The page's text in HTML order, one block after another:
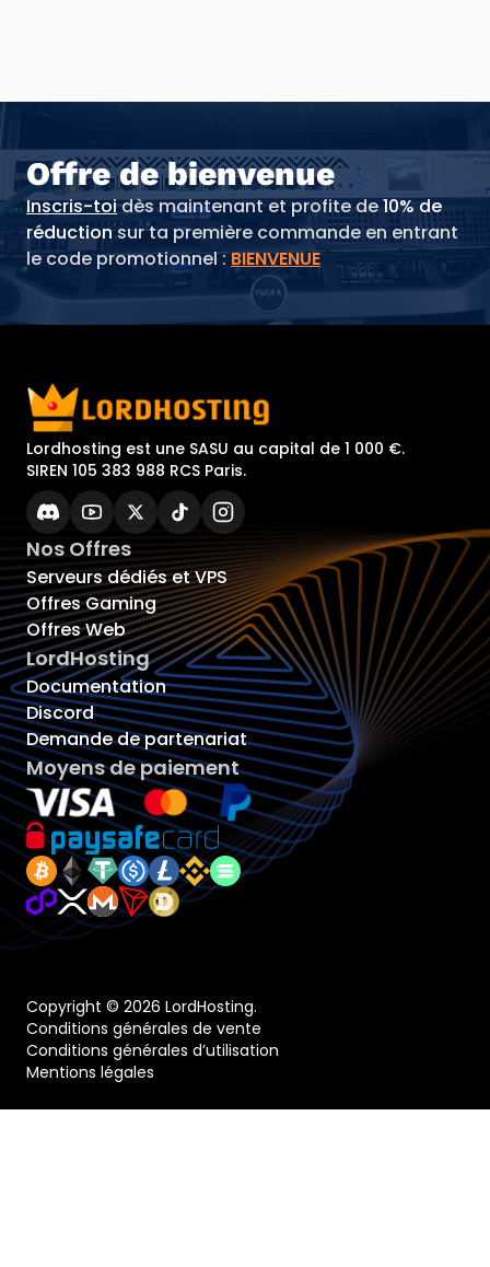
Offre de bienvenue
Inscris-toidès maintenant et profite de10% de
réductionsur ta première commande en entrant
le code promotionnel :BIENVENUE
Nos Offres
Serveurs dédiés et VPS
Offres Gaming
Offres Web
LordHosting
Documentation
Discord
Demande de partenariat
Moyens de paiement
Lordhosting est une SASU au capital de 1 000 €.
SIREN 105 383 988 RCS Paris.
Copyright © 2026 LordHosting.
Conditions générales de vente
Conditions générales d’utilisation
Mentions légales